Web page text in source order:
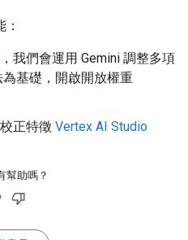
，我們會運用 Gemini 調整多項
基礎，開啟開放權重
正特徵 Vertex AI Studio
幫助嗎？